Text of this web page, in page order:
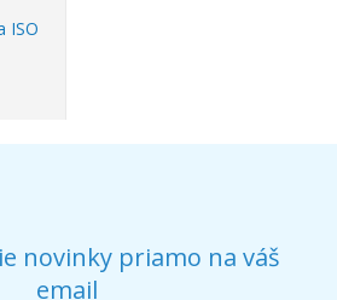
ISO
novinky priamo na váš
email